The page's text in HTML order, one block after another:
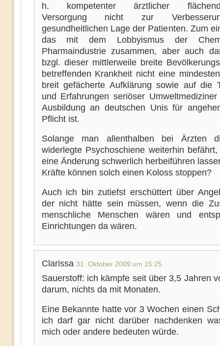
h. kompetenter ärztlicher
Versorgung nicht zur
gesundheitlichen Lage der Patienten. Zum
das mit dem Lobbyismus der
Pharmaindustrie zusammen, aber auch
bzgl. dieser mittlerweile breite
betreffenden Krankheit nicht eine
breit gefächerte Aufklärung sowie auf die
und Erfahrungen seriöser
Ausbildung an deutschen Unis für
Pflicht ist.
Solange man allenthalben bei Ärzten
widerlegte Psychoschiene weiterhin
eine Änderung schwerlich herbeiführen
Kräfte können solch einen Koloss stoppen?
Auch ich bin zutiefst erschüttert über
der nicht hätte sein müssen, wenn die
menschliche Menschen wären und
Einrichtungen da wären.
Clarissa 31. Oktober 2009 um 15:25
Sauerstoff: ich kämpfe seit über 3,5 Jahren
darum, nichts da mit Monaten.
Eine Bekannte hatte vor 3 Wochen einen
ich darf gar nicht darüber nachdenken
mich oder andere bedeuten würde.